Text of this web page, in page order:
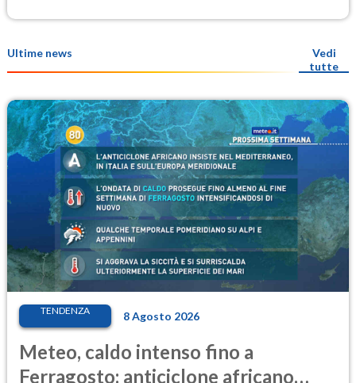
Ultime news
Vedi
tutte
TENDENZA 8 Agosto 2026
Meteo, caldo intenso fino a
Ferragosto: anticiclone africano